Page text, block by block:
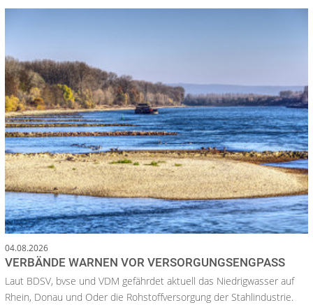
04.08.2026
VERBÄNDE WARNEN VOR VERSORGUNGSENGPASS
Laut BDSV, bvse und VDM gefährdet aktuell das Niedrigwasser auf
Rhein, Donau und Oder die Rohstoffversorgung der Stahlindustrie.